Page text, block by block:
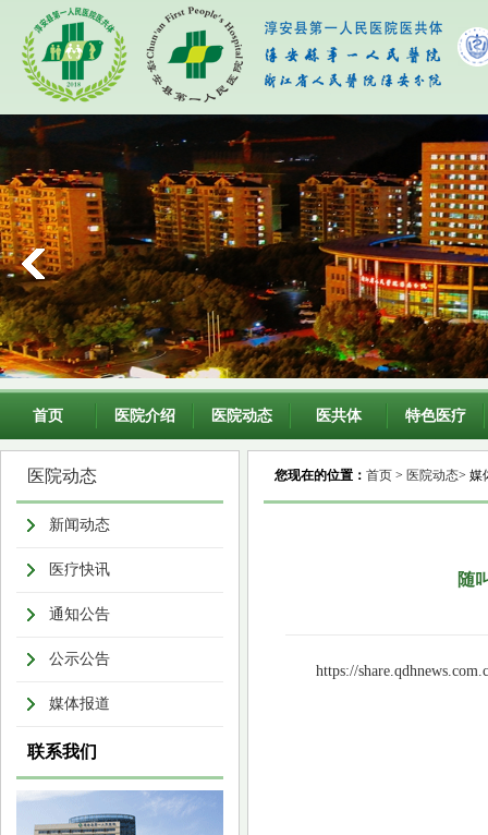
首页 医院介绍 医院动态 医共体 特色医疗
医院动态
新闻动态
医疗快讯
通知公告
公示公告
媒体报道
联系我们
您现在的位置： 首页 > 医院动态> 媒
随
https://